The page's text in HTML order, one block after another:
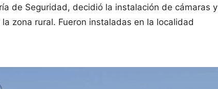
de Seguridad, decidió la instalación de cámaras y
zona rural. Fueron instaladas en la localidad